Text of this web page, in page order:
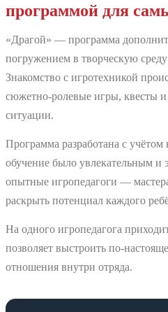
программой для
«Драгой» — программа
погружением в творческую
Знакомство с игротехникой
сюжетно-ролевые игры, квесты
ситуации.
Программа разработана с учётом
обучение было увлекательным и
опытные игропедагоги —
раскрыть потенциал каждого
На одного игропедагога
позволяет выстроить по-
отношения внутри отряда.